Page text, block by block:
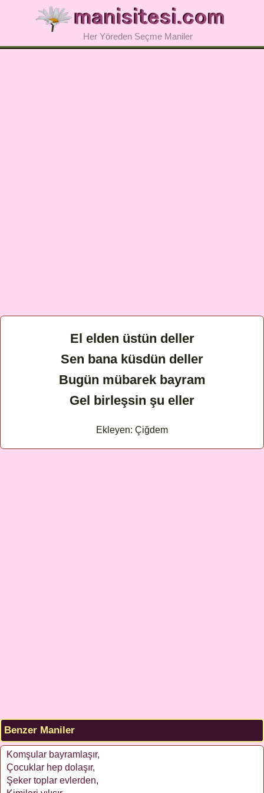
Her Yöreden Seçme Maniler
El elden üstün deller
Sen bana küsdün deller
Bugün mübarek bayram
Gel birleşsin şu eller
Ekleyen: Çiğdem
Benzer Maniler
Komşular bayramlaşır,
Çocuklar hep dolaşır,
Şeker toplar evlerden,